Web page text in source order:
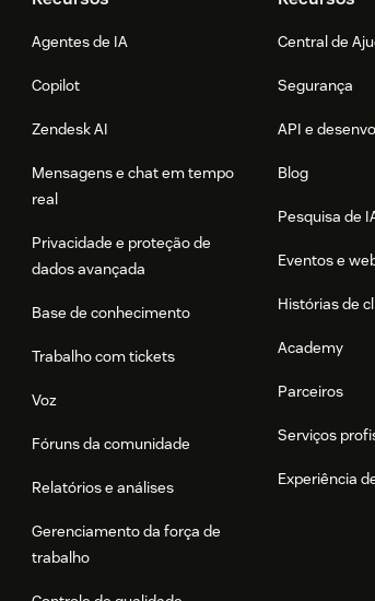
Agentes de IA
Copilot
Zendesk AI
Mensagens e chat em tempo
real
Privacidade e proteção de
dados avançada
Base de conhecimento
Trabalho com tickets
Voz
Fóruns da comunidade
Relatórios e análises
Gerenciamento da força de
trabalho
Central de
Segurança
API e
Blog
Pesquisa de
Eventos e
Histórias de
Academy
Parceiros
Serviços
Experiência